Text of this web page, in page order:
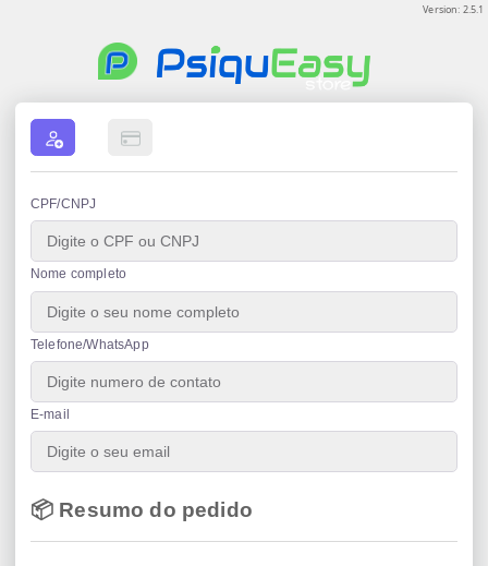
CPF/CNPJ
Nome completo
Telefone/WhatsApp
E-mail
📦 Resumo do pedido
Version: 2.5.1